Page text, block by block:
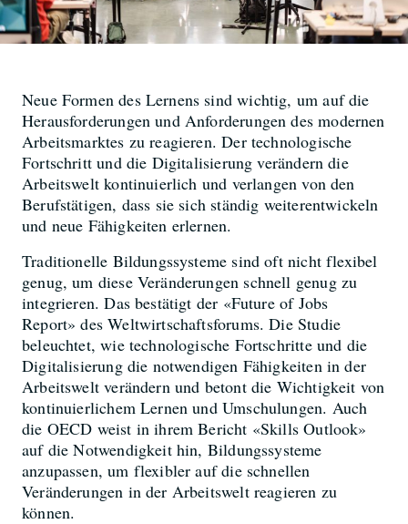
Neue Formen des Lernens sind wichtig, um auf die
Herausforderungen und Anforderungen des modernen
Arbeitsmarktes zu reagieren. Der technologische
Fortschritt und die Digitalisierung verändern die
Arbeitswelt kontinuierlich und verlangen von den
Berufstätigen, dass sie sich ständig weiterentwickeln
und neue Fähigkeiten erlernen.
Traditionelle Bildungssysteme sind oft nicht flexibel
genug, um diese Veränderungen schnell genug zu
integrieren. Das bestätigt der «Future of Jobs
Report» des Weltwirtschaftsforums. Die Studie
beleuchtet, wie technologische Fortschritte und die
Digitalisierung die notwendigen Fähigkeiten in der
Arbeitswelt verändern und betont die Wichtigkeit von
kontinuierlichem Lernen und Umschulungen. Auch
die OECD weist in ihrem Bericht «Skills Outlook»
auf die Notwendigkeit hin, Bildungssysteme
anzupassen, um flexibler auf die schnellen
Veränderungen in der Arbeitswelt reagieren zu
können.